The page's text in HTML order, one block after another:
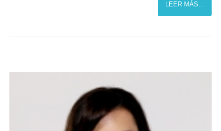
LEER MÁS...